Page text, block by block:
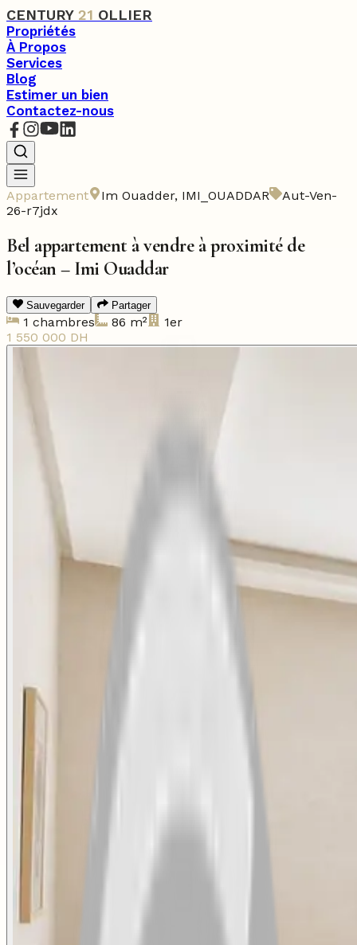
CENTURY 21 OLLIER
Propriétés
À Propos
Services
Blog
Estimer un bien
Contactez-nous
Appartement Im Ouadder, IMI_OUADDAR
Aut-Ven-
26-r7jdx
Bel appartement à vendre à proximité de
l’océan – Imi Ouaddar
Sauvegarder Partager
1 chambres 86 m²
1er
1 550 000 DH